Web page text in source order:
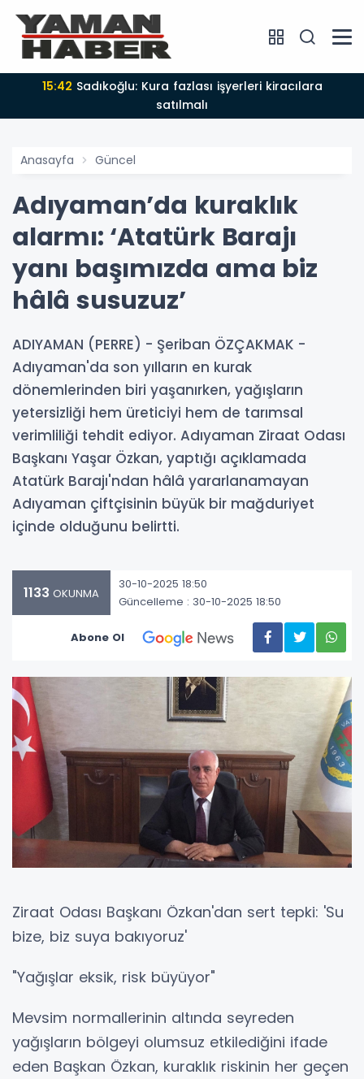
15:42
satılmalı
Anasayfa Güncel
Adıyaman’da kuraklık
alarmı: ‘Atatürk Barajı
yanı başımızda ama biz
hâlâ susuzuz’
ADIYAMAN (PERRE) - Şeriban ÖZÇAKMAK -
Adıyaman'da son yılların en kurak
dönemlerinden biri yaşanırken, yağışların
yetersizliği hem üreticiyi hem de tarımsal
verimliliği tehdit ediyor. Adıyaman Ziraat Odası
Başkanı Yaşar Özkan, yaptığı açıklamada
Atatürk Barajı'ndan hâlâ yararlanamayan
Adıyaman çiftçisinin büyük bir mağduriyet
içinde olduğunu belirtti.
1133 OKUNMA
30-10-2025 18:50
Güncelleme : 30-10-2025 18:50
Abone Ol
Ziraat Odası Başkanı Özkan'dan sert tepki: 'Su
bize, biz suya bakıyoruz'
"Yağışlar eksik, risk büyüyor"
Mevsim normallerinin altında seyreden
yağışların bölgeyi olumsuz etkilediğini ifade
eden Başkan Özkan, kuraklık riskinin her geçen